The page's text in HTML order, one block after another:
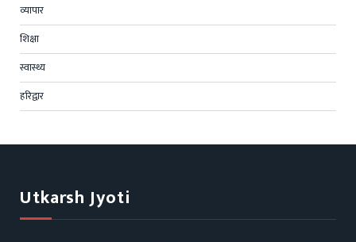
व्यापार
शिक्षा
स्वास्थ्य
हरिद्वार
Utkarsh Jyoti